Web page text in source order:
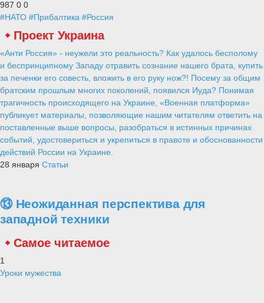
987 0 0
#НАТО #Прибалтика #Россия
Проект Украина
«Анти Россия» - неужели это реальность? Как удалось бесполому
и беспринципному Западу отравить сознание нашего брата, купить
за печенки его совесть, вложить в его руку нож?! Посему за общим
братским прошлым многих поколений, появился Иуда? Понимая
трагичность происходящего на Украине, «Военная платформа»
публикует материалы, позволяющие нашим читателям ответить на
поставленные выше вопросы, разобраться в истинных причинах
событий, удостовериться и укрепиться в правоте и обоснованности
действий России на Украине.
28 января Статьи
⑬ Неожиданная перспектива для
западной техники
Самое читаемое
1
Уроки мужества